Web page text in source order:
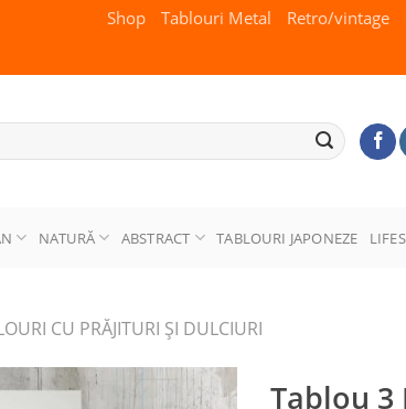
Shop Tablouri Metal Retro/vintage
NATURĂ ABSTRACT TABLOURI JAPONEZE
CU PRĂJITURI ŞI DULCIURI
Tablou 3